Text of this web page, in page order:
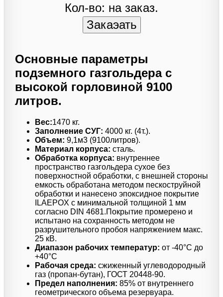
Кол-во: на заказ.
Основные параметры
подземного газгольдера с
высокой горловиной 9100
литров.
Вес:1470 кг.
Заполнение СУГ: 4000 кг. (4т.).
Объем: 9,1м3 (9100литров).
Материал корпуса: сталь.
Обработка корпуса: внутреннее
пространство газгольдера сухое без
поверхностной обработки, с внешней стороны
емкость обработана методом пескоструйной
обработки и нанесено эпоксидное покрытие
ILAEPOX с минимальной толщиной 1 мм
согласно DIN 4681.Покрытие промерено и
испытано на сохранность методом не
разрушительного пробоя напряжением макс.
25 кВ.
Диапазон рабочих температур: от -40°C до
+40°C
Рабочая среда: сжиженный углеводородный
газ (пропан-бутан), ГОСТ 20448-90.
Предел наполнения: 85% от внутреннего
геометрического объема резервуара.